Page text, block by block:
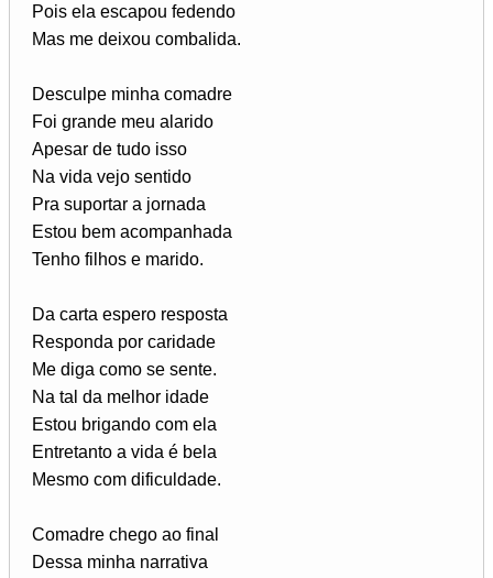
Pois ela escapou fedendo
Mas me deixou combalida.
Desculpe minha comadre
Foi grande meu alarido
Apesar de tudo isso
Na vida vejo sentido
Pra suportar a jornada
Estou bem acompanhada
Tenho filhos e marido.
Da carta espero resposta
Responda por caridade
Me diga como se sente.
Na tal da melhor idade
Estou brigando com ela
Entretanto a vida é bela
Mesmo com dificuldade.
Comadre chego ao final
Dessa minha narrativa